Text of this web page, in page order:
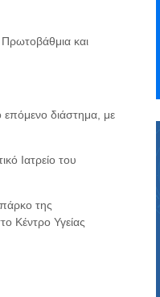
και
επόμενο διάστημα, με
Ιατρείο του
της
Κέντρο Υγείας